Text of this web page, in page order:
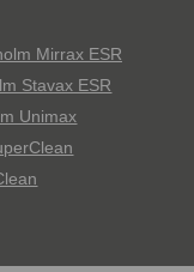
Mirrax ESR
Stavax ESR
Unimax